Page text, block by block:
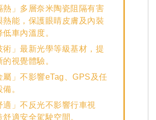
熱」多層奈米陶瓷阻隔有害
熱能，保護眼睛皮膚及內裝
車內溫度。
術」最新光學等級基材，提
視覺體驗。
屬」不影響eTag、GPS及任
。
適」不反光不影響行車視
適安全駕駛空間。